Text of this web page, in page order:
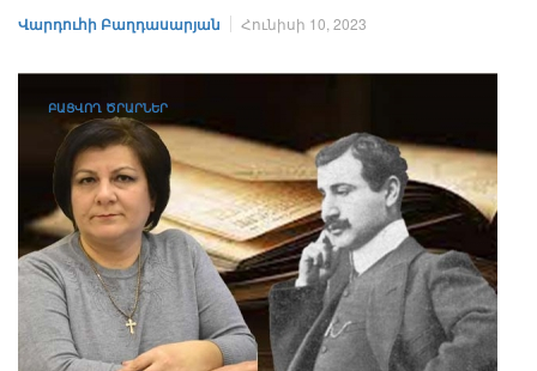
Վարդուհի Բաղդասարյան Հունիսի 10, 2023
ԲԱՑՎՈՂ ԾՐԱՐՆԵՐ